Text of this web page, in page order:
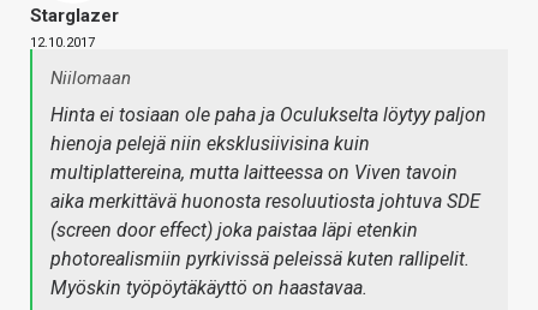
Starglazer
12.10.2017
Niilomaan
Hinta ei tosiaan ole paha ja Oculukselta löytyy paljon
hienoja pelejä niin eksklusiivisina kuin
multiplattereina, mutta laitteessa on Viven tavoin
aika merkittävä huonosta resoluutiosta johtuva SDE
(screen door effect) joka paistaa läpi etenkin
photorealismiin pyrkivissä peleissä kuten rallipelit.
Myöskin työpöytäkäyttö on haastavaa.